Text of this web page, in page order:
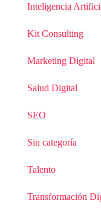
Inteligencia
Kit Consulting
Marketing Digital
Salud Digital
SEO
Sin categoría
Talento
Transformación